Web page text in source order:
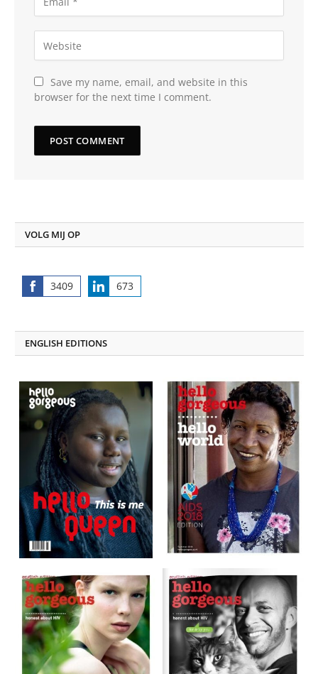
Save my name, email, and website in this
browser for the next time I comment.
VOLG MIJ OP
3409
Share
673
Share
ENGLISH EDITIONS